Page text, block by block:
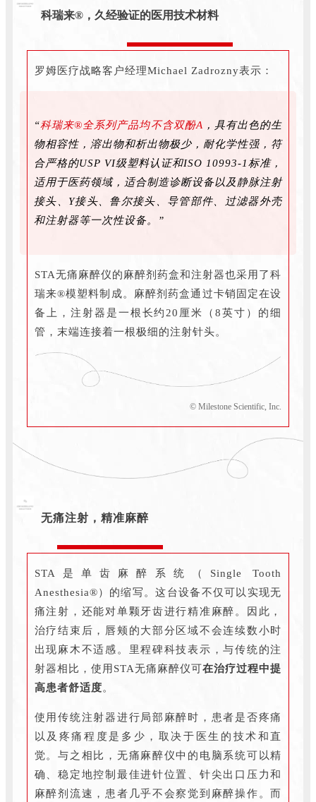
科瑞来®，久经验证的医用技术材料
罗姆医疗战略客户经理Michael Zadrozny表示：
“科瑞来®全系列产品均不含双酚A ，具有出色的生
物相容性，溶出物和析出物极少，耐化学性强，符
合严格的USP VI级塑料认证和ISO 10993-1标准，
适用于医药领域，适合制造诊断设备以及静脉注射
接头、Y接头、鲁尔接头、导管部件、过滤器外壳
和注射器等一次性设备。”
STA无痛麻醉仪的麻醉剂药盒和注射器也采用了科
瑞来®模塑料制成。麻醉剂药盒通过卡销固定在设
备上，注射器是一根长约20厘米（8英寸）的细
管，末端连接着一根极细的注射针头。
© Milestone Scientific, Inc.
无痛注射，精准麻醉
STA是单齿麻醉系统（Single Tooth
Anesthesia®）的缩写。这台设备不仅可以实现无
痛注射，还能对单颗牙齿进行精准麻醉。因此，
治疗结束后，唇颊的大部分区域不会连续数小时
出现麻木不适感。里程碑科技表示，与传统的注
射器相比，使用STA无痛麻醉仪可在治疗过程中提
高患者舒适度。
使用传统注射器进行局部麻醉时，患者是否疼痛
以及疼痛程度是多少，取决于医生的技术和直
觉。与之相比，无痛麻醉仪中的电脑系统可以精
确、稳定地控制最佳进针位置、针尖出口压力和
麻醉剂流速，患者几乎不会察觉到麻醉操作。而